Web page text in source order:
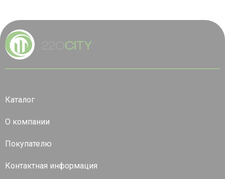
Каталог
О компании
Покупателю
Контактная информация